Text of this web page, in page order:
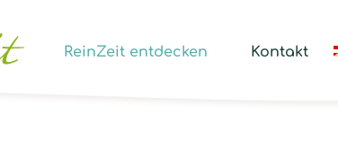
ReinZeit entdecken Kontakt